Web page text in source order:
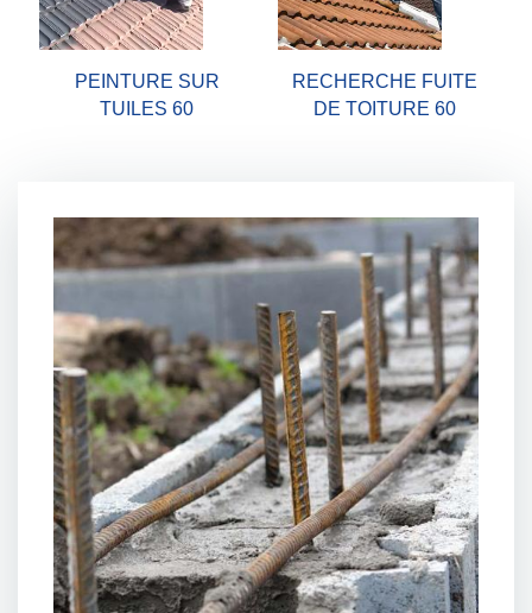
PEINTURE SUR
TUILES 60
RECHERCHE FUITE
DE TOITURE 60